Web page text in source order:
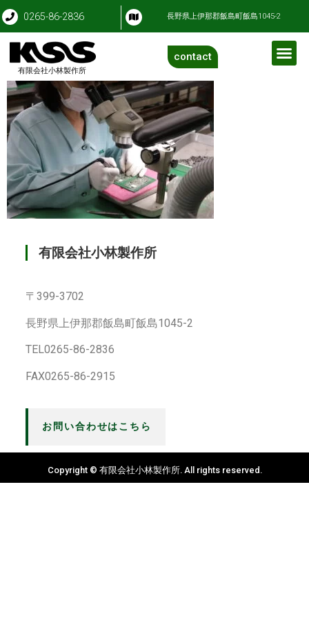
0265-86-2836 長野県上伊那郡飯島町飯島1045-2
有限会社小林製作所
contact
有限会社小林製作所
〒399-3702
長野県上伊那郡飯島町飯島1045-2
TEL0265-86-2836
FAX0265-86-2915
お問い合わせはこちら
Copyright © 有限会社小林製作所. All rights reserved.